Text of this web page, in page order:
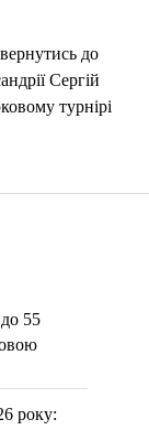
55
року:
до
Сергій
турнірі